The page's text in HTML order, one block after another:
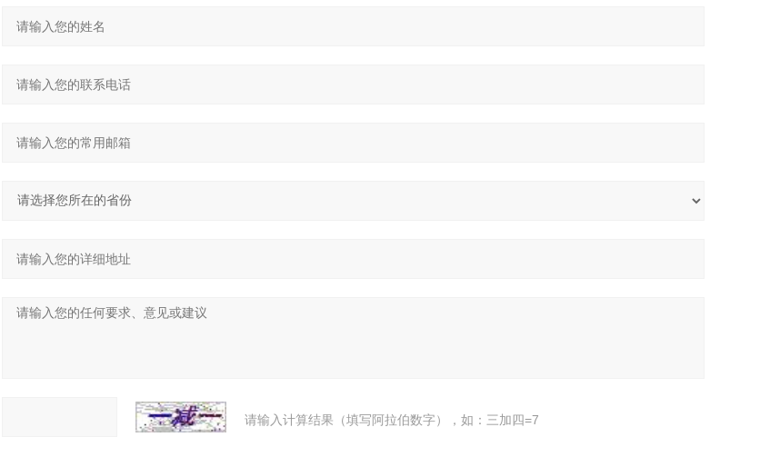
请输入计算结果（填写阿拉伯数字），如：三加四=7